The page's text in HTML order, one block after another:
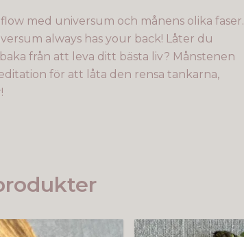
med universum och månens olika faser.
always has your back! Låter du
från att leva ditt bästa liv? Månstenen
för att låta den rensa tankarna,